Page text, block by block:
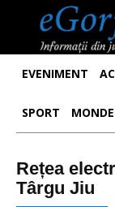
EVENIMENT
SPORT
Rețea
Târgu Jiu